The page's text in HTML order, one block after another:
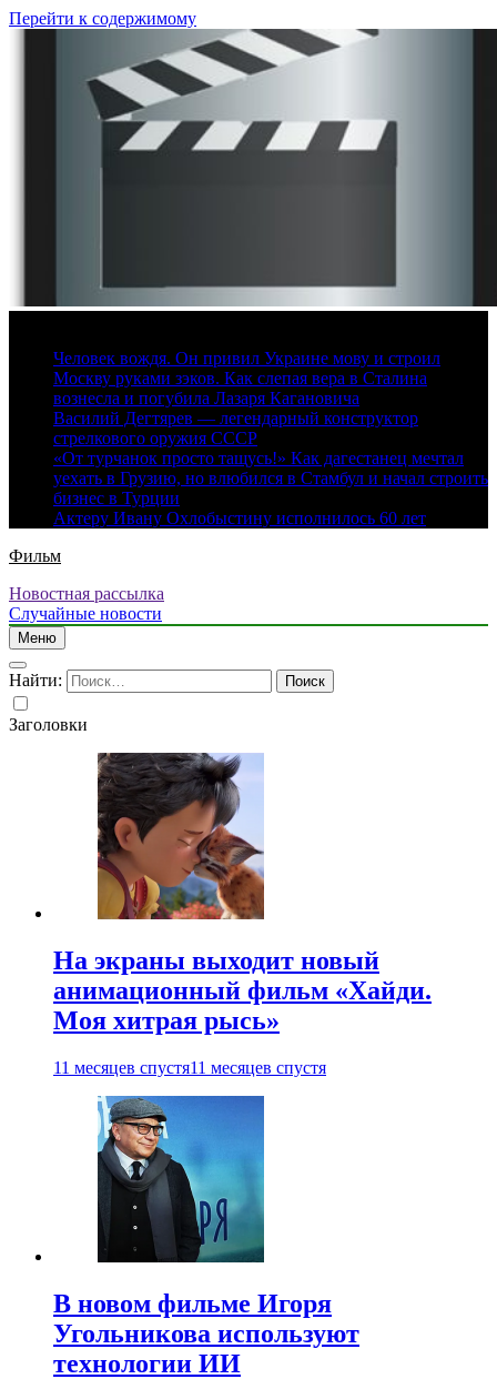
Перейти к содержимому
Человек вождя. Он привил Украине мову и строил
Москву руками зэков. Как слепая вера в Сталина
вознесла и погубила Лазаря Кагановича
Василий Дегтярев — легендарный конструктор
стрелкового оружия СССР
«От турчанок просто тащусь!» Как дагестанец мечтал
уехать в Грузию, но влюбился в Стамбул и начал строить
бизнес в Турции
Актеру Ивану Охлобыстину исполнилось 60 лет
Фильм
Новостная рассылка
Случайные новости
Меню
Найти:
Заголовки
На экраны выходит новый
анимационный фильм «Хайди.
Моя хитрая рысь»
11 месяцев спустя11 месяцев спустя
В новом фильме Игоря
Угольникова используют
технологии ИИ